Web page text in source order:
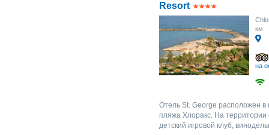
Resort
км
на
Отель St. George расположен в
пляжа Хлоракс. На территории
детский игровой клуб,